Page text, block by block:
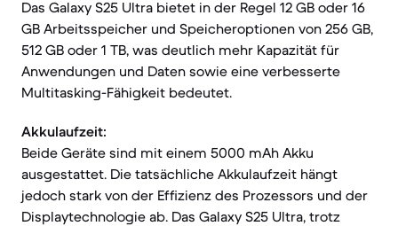
Das Galaxy S25 Ultra bietet in der Regel 12 GB oder 16
GB Arbeitsspeicher und Speicheroptionen von 256 GB,
512 GB oder 1 TB, was deutlich mehr Kapazität für
Anwendungen und Daten sowie eine verbesserte
Multitasking-Fähigkeit bedeutet.
Akkulaufzeit:
Beide Geräte sind mit einem 5000 mAh Akku
ausgestattet. Die tatsächliche Akkulaufzeit hängt
jedoch stark von der Effizienz des Prozessors und der
Displaytechnologie ab. Das Galaxy S25 Ultra, trotz